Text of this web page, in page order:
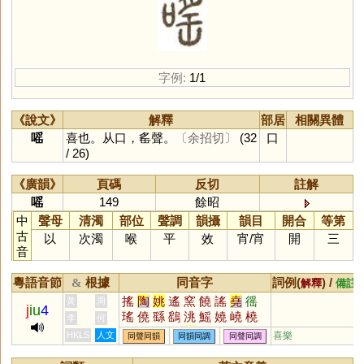
字例: 1/1
《說文》 解釋 部居
相關異體
嗂
喜也。从口，䍃聲。 〔余招切〕
(32
/ 26)
口
《廣韻》 頁碼 反切
註解
嗂
149
餘昭
中
古
音
聲母 清濁 部位 聲調 韻攝 韻目 開合
等第
以
次濁 喉 平 效 宵/宵 開 三
粵語音節 & 根據 同音字 詞例(解釋) / 備註
jiu4
黃 周 搖 陶 姚 遙 窯 饒 謠 堯 徭
瑤 僥 繇 鷂 洮 鰩 嬈 嶢 橈
垚 猺 蟯 軺 䌛 脁 媱 傜 珧
愮 榣 銚 蕘 颻 襓 顤 摿 烑
李
何
HKLS
人文 同聲同韻 同韻同調 同聲同調 喜樂